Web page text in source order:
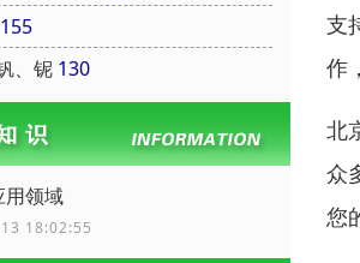
155
、铌 130
用领域
18:02:55
支
作
北
众
您